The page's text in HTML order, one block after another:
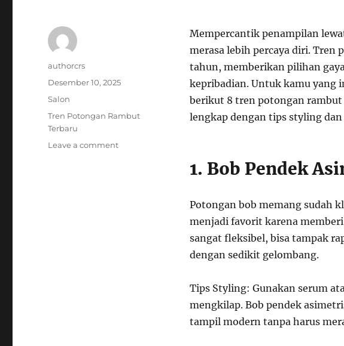
Mempercantik penampilan
merasa lebih percaya diri. Tren
tahun, memberikan pilihan
kepribadian. Untuk kamu
berikut 8 tren potongan rambut
lengkap dengan tips styling
1. Bob Pendek
Potongan bob memang sudah
menjadi favorit karena
sangat fleksibel, bisa tampak
dengan sedikit gelombang.
Tips Styling: Gunakan serum
mengkilap. Bob pendek
tampil modern tanpa harus
Author
authorcrs
Posted
Desember 10, 2025
Categories
Salon
Tags
Tren Potongan Rambut
Terbaru
Leave a commenton